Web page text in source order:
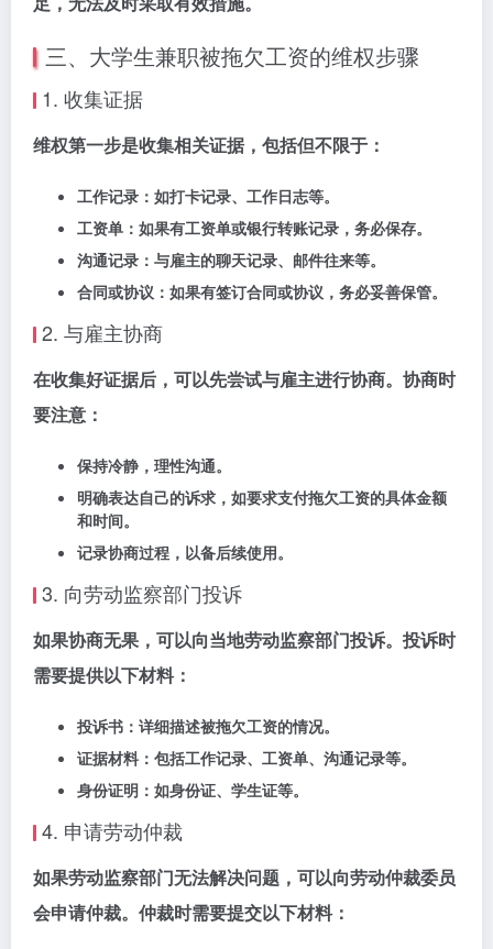
三、大学生兼职被拖欠工资的维权步骤
1. 收集证据
维权第一步是收集相关证据，包括但不限于：
工作记录：如打卡记录、工作日志等。
工资单：如果有工资单或银行转账记录，务必保存。
沟通记录：与雇主的聊天记录、邮件往来等。
合同或协议：如果有签订合同或协议，务必妥善保管。
2. 与雇主协商
在收集好证据后，可以先尝试与雇主进行协商。协商时
要注意：
保持冷静，理性沟通。
明确表达自己的诉求，如要求支付拖欠工资的具体金额
和时间。
记录协商过程，以备后续使用。
3. 向劳动监察部门投诉
如果协商无果，可以向当地劳动监察部门投诉。投诉时
需要提供以下材料：
投诉书：详细描述被拖欠工资的情况。
证据材料：包括工作记录、工资单、沟通记录等。
身份证明：如身份证、学生证等。
4. 申请劳动仲裁
如果劳动监察部门无法解决问题，可以向劳动仲裁委员
会申请仲裁。仲裁时需要提交以下材料：